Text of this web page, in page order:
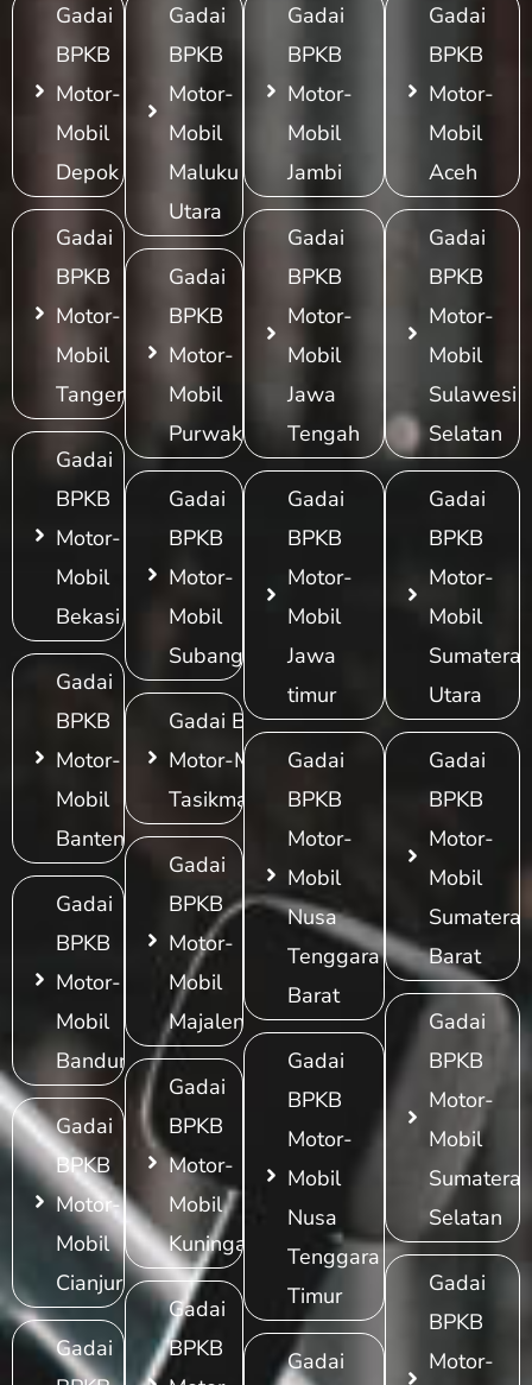
Gadai
BPKB
Motor-
Mobil
Depok
Gadai
BPKB
Motor-
Mobil
Tangerang
Gadai
BPKB
Motor-
Mobil
Bekasi
Gadai
BPKB
Motor-
Mobil
Banten
Gadai
BPKB
Motor-
Mobil
Bandung
Gadai
BPKB
Motor-
Mobil
Cianjur
Gadai
Gadai
BPKB
Motor-
Mobil
Maluku
Utara
Gadai
BPKB
Motor-
Mobil
Purwakarta
Gadai
BPKB
Motor-
Mobil
Subang
Gadai BPKB
Motor-Mobil
Tasikmalaya
Gadai
BPKB
Motor-
Mobil
Majalengka
Gadai
BPKB
Motor-
Mobil
Kuningan
Gadai
BPKB
Gadai
BPKB
Motor-
Mobil
Jambi
Gadai
BPKB
Motor-
Mobil
Jawa
Tengah
Gadai
BPKB
Motor-
Mobil
Jawa
timur
Gadai
BPKB
Motor-
Mobil
Nusa
Tenggara
Barat
Gadai
BPKB
Motor-
Mobil
Nusa
Tenggara
Timur
Gadai
Gadai
BPKB
Motor-
Mobil
Aceh
Gadai
BPKB
Motor-
Mobil
Sulawesi
Selatan
Gadai
BPKB
Motor-
Mobil
Sumatera
Utara
Gadai
BPKB
Motor-
Mobil
Sumatera
Barat
Gadai
BPKB
Motor-
Mobil
Sumatera
Selatan
Gadai
BPKB
Motor-